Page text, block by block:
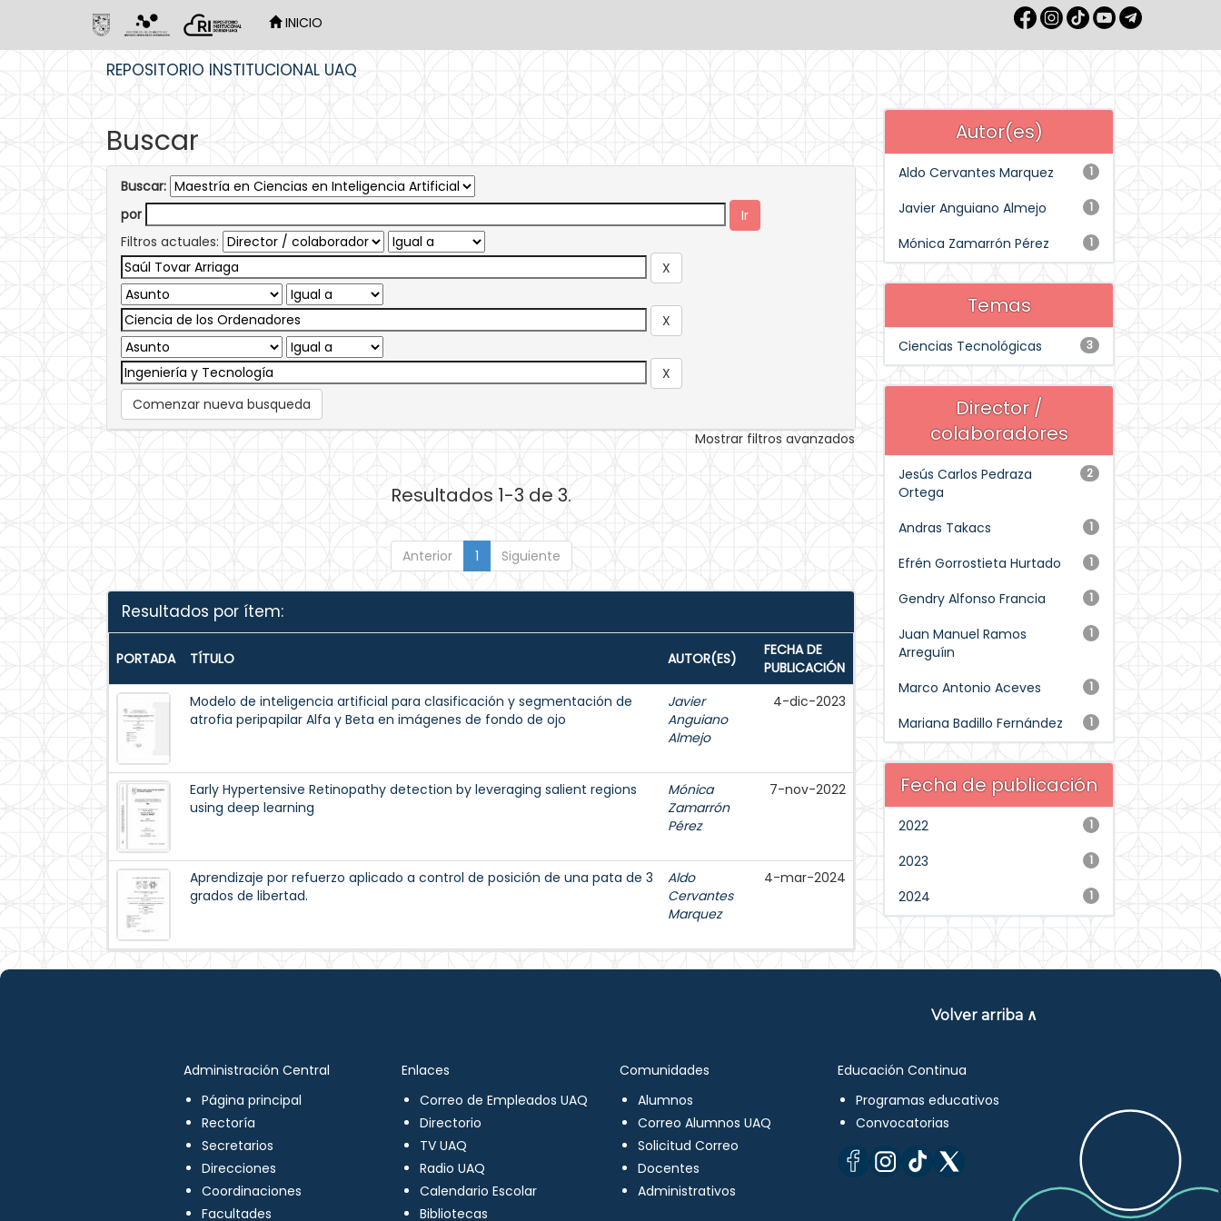
INICIO
REPOSITORIO INSTITUCIONAL UAQ
Buscar
Buscar:
por
Filtros actuales:
Comenzar nueva busqueda
Mostrar filtros avanzados
Resultados 1-3 de 3.
Anterior 1 Siguiente
Resultados por ítem:
PORTADA TÍTULO AUTOR(ES)
FECHA DE
PUBLICACIÓN
Modelo de inteligencia artificial para clasificación y segmentación de
atrofia peripapilar Alfa y Beta en imágenes de fondo de ojo
Javier
Anguiano
Almejo
4-dic-2023
Early Hypertensive Retinopathy detection by leveraging salient regions
using deep learning
Mónica
Zamarrón
Pérez
7-nov-2022
Aprendizaje por refuerzo aplicado a control de posición de una pata de 3
grados de libertad.
Aldo
Cervantes
Marquez
4-mar-2024
Autor(es)
1
Aldo Cervantes Marquez
1
Javier Anguiano Almejo
1
Mónica Zamarrón Pérez
Temas
3
Ciencias Tecnológicas
Director /
colaboradores
2
Jesús Carlos Pedraza
Ortega
1
Andras Takacs
1
Efrén Gorrostieta Hurtado
1
Gendry Alfonso Francia
1
Juan Manuel Ramos
Arreguíın
1
Marco Antonio Aceves
1
Mariana Badillo Fernández
Fecha de publicación
1
2022
1
2023
1
2024
Volver arriba ∧
Administración Central
Página principal
Rectoría
Secretarios
Direcciones
Coordinaciones
Facultades
Enlaces
Correo de Empleados UAQ
Directorio
TV UAQ
Radio UAQ
Calendario Escolar
Bibliotecas
Comunidades
Alumnos
Correo Alumnos UAQ
Solicitud Correo
Docentes
Administrativos
Educación Continua
Programas educativos
Convocatorias